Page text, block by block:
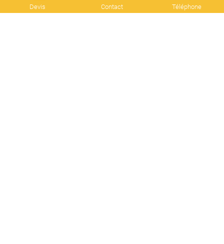
Le contenu de votre site web joue un rôle
Devis Contact Téléphone